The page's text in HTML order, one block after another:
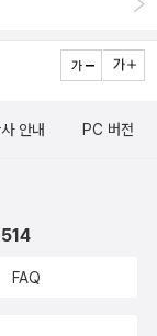
수 있다. 상대의 빈
필요하다. 그러나
력하는 일에 가까
렇지만 넘어지면
비로소, 빈틈은
안내 PC 버전
FAQ